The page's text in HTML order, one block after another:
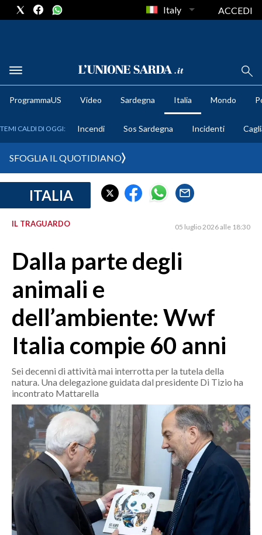
METEO
CRONACA SARDEGNA
MEDIO CAMPIDANO
ORISTANO E PROVINCIA
GALLURA
NUORO E PROVINCIA
OGLIASTRA
AGENDA
ITALIA
MONDO
POLITICA
ECONOMIA
SERVIZI ALLE IMPRESE
Italy ACCEDI
ProgrammaUS Video Sardegna Italia Mondo
TEMI CALDI DI OGGI: Incendi Sos Sardegna Incidenti
SFOGLIA IL QUOTIDIANO
ITALIA
IL TRAGUARDO 05 luglio 2026 alle 18:30
Dalla parte degli
animali e
dell’ambiente: Wwf
Italia compie 60 anni
Sei decenni di attività mai interrotta per la tutela della
natura. Una delegazione guidata dal presidente Di Tizio ha
incontrato Mattarella